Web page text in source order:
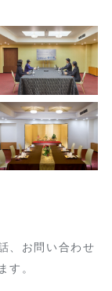
、お問い合わせ
す。